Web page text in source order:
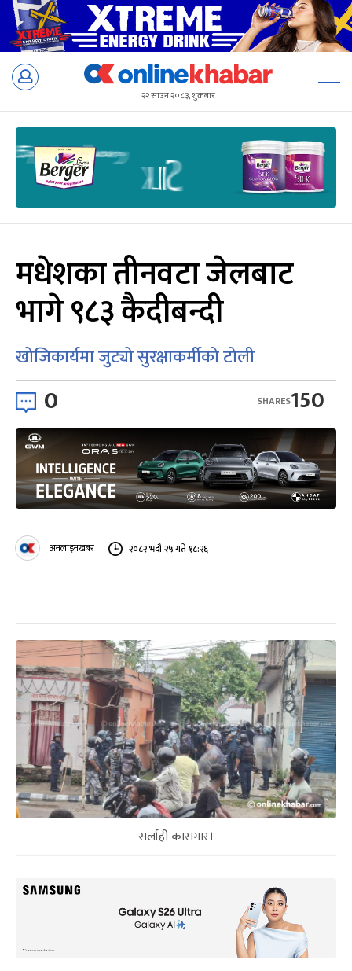
Skip
२२ साउन २०८३, शुक्रबार
मधेशका तीनवटा जेलबाट
भागे ९८३ कैदीबन्दी
खोजिकार्यमा जुट्यो सुरक्षाकर्मीको टोली
0 150
SHARES
अनलाइनखबर २०८२ भदौ २५ गते १८:२६
सर्लाही कारागार।